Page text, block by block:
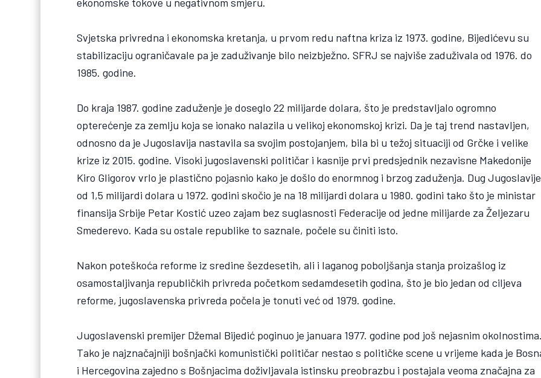
Svjetska privredna i ekonomska kretanja, u prvom redu naftna kriza iz 1973. godine, Bijedićevu su
stabilizaciju ograničavale pa je zaduživanje bilo neizbježno. SFRJ se najviše zaduživala od 1976. do
1985. godine.
Do kraja 1987. godine zaduženje je doseglo 22 milijarde dolara, što je predstavljalo ogromno
opterećenje za zemlju koja se ionako nalazila u velikoj ekonomskoj krizi. Da je taj trend nastavljen,
odnosno da je Jugoslavija nastavila sa svojim postojanjem, bila bi u težoj situaciji od Grčke i velike
krize iz 2015. godine. Visoki jugoslavenski političar i kasnije prvi predsjednik nezavisne Makedonije
Kiro Gligorov vrlo je plastično pojasnio kako je došlo do enormnog i brzog zaduženja. Dug Jugoslavije
od 1,5 milijardi dolara u 1972. godini skočio je na 18 milijardi dolara u 1980. godini tako što je ministar
finansija Srbije Petar Kostić uzeo zajam bez suglasnosti Federacije od jedne milijarde za Željezaru
Smederevo. Kada su ostale republike to saznale, počele su činiti isto.
Nakon poteškoća reforme iz sredine šezdesetih, ali i laganog poboljšanja stanja proizašlog iz
osamostaljivanja republičkih privreda početkom sedamdesetih godina, što je bio jedan od ciljeva
reforme, jugoslavenska privreda počela je tonuti već od 1979. godine.
Jugoslavenski premijer Džemal Bijedić poginuo je januara 1977. godine pod još nejasnim
Tako je najznačajniji bošnjački komunistički političar nestao s političke scene u vrijeme kada je
i Hercegovina zajedno s Bošnjacima doživljavala istinsku preobrazbu i postajala veoma značajna za